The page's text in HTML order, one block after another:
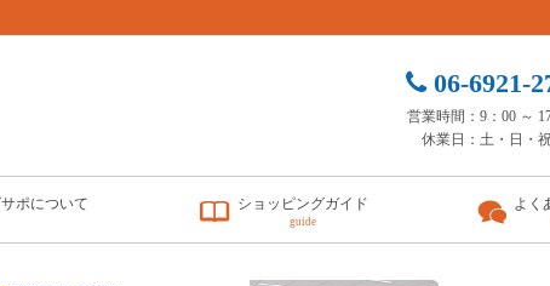
06-6921-
営業時間：9：00 ～
休業日：土・日・
ポについて ショッピングガイド
guide
よく